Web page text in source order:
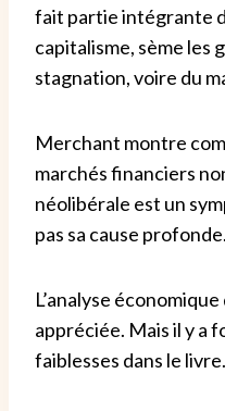
fait partie intégrante
capitalisme, sème les
stagnation, voire du
Merchant montre
marchés financiers
néolibérale est un
pas sa cause profonde.
L’analyse
appréciée. Mais il y a
faiblesses dans le livre.